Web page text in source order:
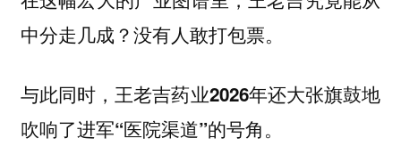
中分走几成？没有人敢打包票。
与此同时，王老吉药业2026年还大张旗鼓地
吹响了进军“医院渠道”的号角。